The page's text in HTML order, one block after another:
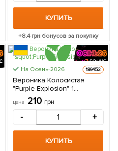
КУПИТЬ
+8.4грн бонусов за покупку
На Осень-2026 189452
Вероника Колосистая
"Purple Explosion" 1
саженец в упаковке
цена 210 грн
- +
КУПИТЬ